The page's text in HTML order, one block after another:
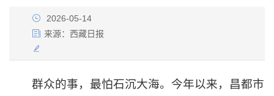
2026-05-14
来源： 西藏日报
群众的事，最怕石沉大海。今年以来，昌都市